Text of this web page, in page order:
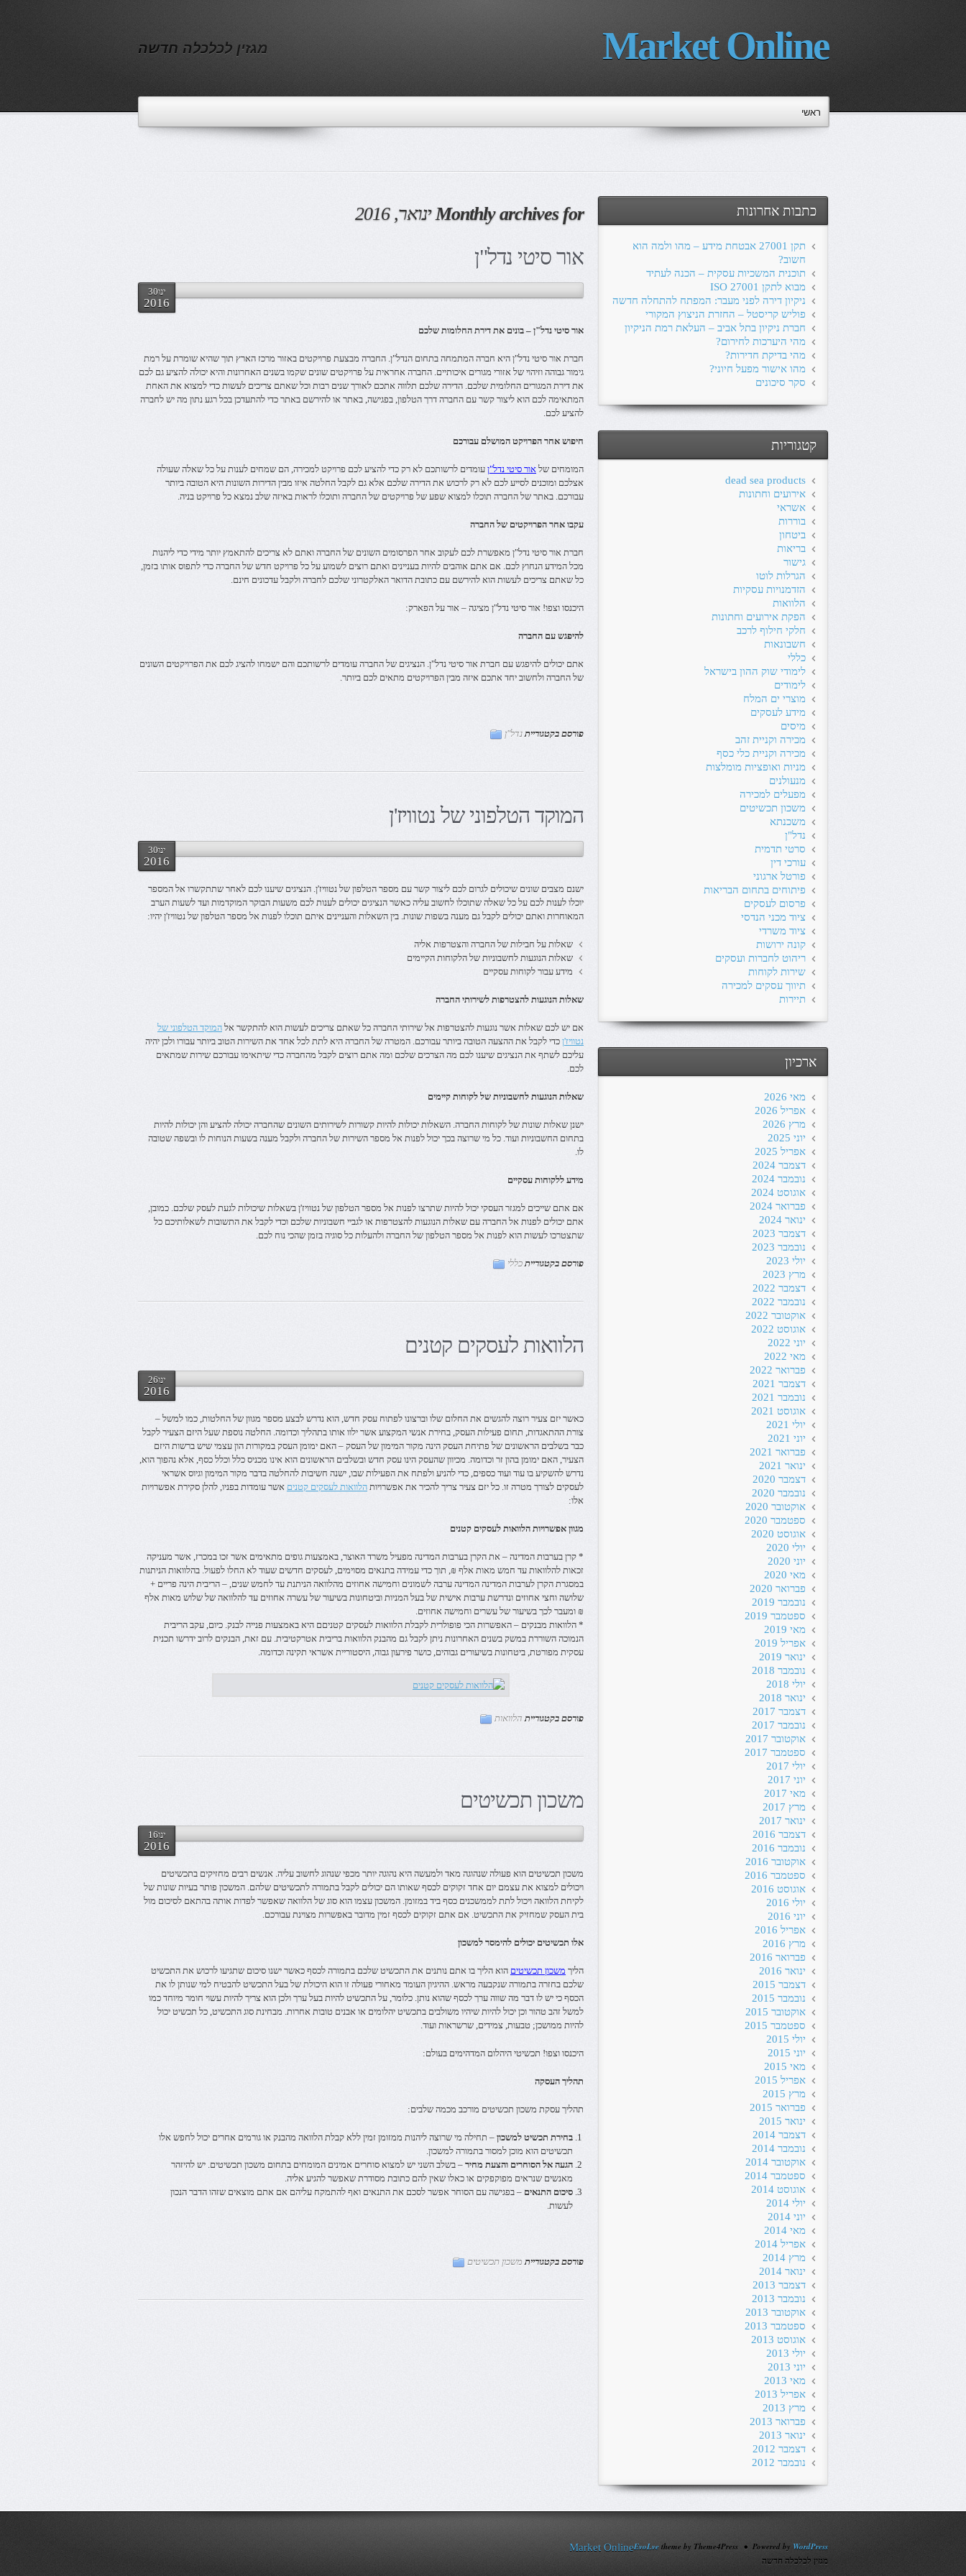
Market Online מגזין לכלכלה חדשה
ראשי
Monthly archives for ינואר, 2016
אור סיטי נדל"ן
ינו30
2016
אור סיטי נדל"ן – בונים את דירת החלומות שלכם
חברת אור סיטי נדל"ן היא חברה המתמחה בתחום הנדל"ן. החברה מבצעת פרויקטים באזור מרכז הארץ תוך שהיא שומרת על רמת
גימור גבוהה וזיהוי של אזורי מגורים איכותיים. החברה אחראית על פרויקטים שונים שקמו בשנים האחרונות והיא יכולה להציע גם לכם
את דירת המגורים החלומית שלכם. הדירה שלכם תלווה אתכם לאורך שנים רבות וכל שאתם צריכים לעשות כדי למצוא את האחת
המתאימה לכם הוא ליצור קשר עם החברה דרך הטלפון, בפגישה, באתר או להירשם באתר כדי להתעדכן בכל רגע נתון מה יש לחברה
להציע לכם.
חיפוש אחר הפרויקט המושלם עבורכם
המומחים של אור סיטי נדל"ן עומדים לרשותכם לא רק כדי להציע לכם פרויקט למכירה, הם שמחים לענות על כל שאלה שעולה
אצלכם ומוכנים לסייע לכם לא רק לרכוש את הדירה שלכם אלא גם לקבל החלטה איזו מבין הדירות השונות היא הטובה ביותר
עבורכם. באתר של החברה תוכלו למצוא שפע של פרויקטים של החברה ותוכלו לראות באיזה שלב נמצא כל פרויקט בניה.
עקבו אחר הפרויקטים של החברה
חברת אור סיטי נדל"ן מאפשרת לכם לעקוב אחר הפרסומים השונים של החברה ואתם לא צריכים להתאמץ יותר מידי כדי ליהנות
מכל המידע הנחוץ לכם. אם אתם אוהבים להיות בעניינים ואתם רוצים לשמוע על כל פרויקט חדש של החברה כדי לתפוס אותו בזמן,
כל שאתם צריכים לעשות הוא להירשם עם כתובת הדואר האלקטרוני שלכם לחברה ולקבל עדכונים חינם.
היכנסו וצפו! אור סיטי נדל"ן מציגה – אור על הפארק:
להיפגש עם החברה
אתם יכולים להיפגש עם חברת אור סיטי נדל"ן. הנציגים של החברה עומדים לרשותכם והם ישמחו להציג לכם את הפרויקטים השונים
של החברה ולחשוב יחד אתכם איזה מבין הפרויקטים מתאים לכם ביותר.
פורסם בקטגוריית נדל"ן
המוקד הטלפוני של נטוויז'ן
ינו30
2016
ישנם מצבים שונים שיכולים לגרום לכם ליצור קשר עם מספר הטלפון של נטוויז'ן. הנציגים שיענו לכם לאחר שתתקשרו אל המספר
יוכלו לענות לכם על כל שאלה שתוכלו לחשוב עליה כאשר הנציגים יכולים לענות לכם משעות הבוקר המוקדמות ועד לשעות הערב
המאוחרות ואתם יכולים לקבל גם מענה בשפות שונות. בין השאלות והעניינים איתם תוכלו לפנות אל מספר הטלפון של נטוויז'ן יהיו:
שאלות על חבילות של החברה והצטרפות אליה
שאלות הנוגעות לחשבוניות של הלקוחות הקיימים
מידע עבור לקוחות עסקיים
שאלות הנוגעות להצטרפות לשירותי החברה
אם יש לכם שאלות אשר נוגעות להצטרפות אל שירותי החברה כל שאתם צריכים לעשות הוא להתקשר אל המוקד הטלפוני של
נטוויז'ן כדי לקבל את ההצעה הטובה ביותר עבורכם. המטרה של החברה היא לתת לכל אחד את השירות הטוב ביותר עבורו ולכן יהיה
עליכם לשתף את הנציגים שיענו לכם מה הצרכים שלכם ומה אתם רוצים לקבל מהחברה כדי שיתאימו עבורכם שירות שמתאים
לכם.
שאלות הנוגעות לחשבוניות של לקוחות קיימים
ישנן שאלות שונות של לקוחות החברה. השאלות יכולות להיות קשורות לשירותים השונים שהחברה יכולה להציע והן יכולות להיות
בתחום החשבוניות ועוד. כל מי שרוצה בכך יכול לפנות אל מספר השירות של החברה ולקבל מענה בשעות הנוחות לו ובשפה שטובה
לו.
מידע ללקוחות עסקיים
אם אתם שייכים למגזר העסקי יכול להיות שתרצו לפנות אל מספר הטלפון של נטוויז'ן בשאלות שיכולות לגעת לעסק שלכם. כמובן,
אתם יכולים לפנות אל החברה עם שאלות הנוגעות להצטרפות או לגביי חשבוניות שלכם וכדי לקבל את התשובות לשאלותיכם כל
שתצטרכו לעשות הוא לפנות אל מספר הטלפון של החברה ולהעלות כל סוגיה בזמן שהכי נוח לכם.
פורסם בקטגוריית כללי
הלוואות לעסקים קטנים
ינו26
2016
כאשר יזם צעיר רוצה להגשים את החלום שלו וברצונו לפתוח עסק חדש, הוא נדרש לבצע מספר מגוון של החלטות, כמו למשל –
צורת ההתאגדות, תחום פעילות העסק, בחירת אנשי המקצוע אשר ילוו אותו בתהליך וכדומה. החלטה נוספת שעל היזם הצעיר לקבל
כבר בשלבים הראשונים של פתיחת העסק הינה מקור המימון של העסק – האם ימומן העסק במקורות הון עצמי שיש ברשות היזם
הצעיר, האם ימומן בהון זר וכדומה. מכיוון שהעסק הינו עסק חדש ובשלבים הראשונים הוא אינו מכניס כלל וכלל כסף, אלא נהפוך הוא,
נדרש להשקיע בו עוד ועוד כספים, כדי להניע ולפתח את הפעילות שבו, ישנה חשיבות להחלטה בדבר מקור המימון וגיוס אשראי
לעסקים לצורך מטרה זו. כל יזם צעיר צריך להכיר את אפשרויות הלוואות לעסקים קטנים אשר עומדות בפניו, להלן סקירת אפשרויות
אלו:
מגוון אפשרויות הלוואות לעסקים קטנים
* קרן בערבות המדינה – את הקרן בערבות המדינה מפעיל משרד האוצר, באמצעות גופים מתאימים אשר זכו במכרז, אשר מעניקה
זכאות להלוואות עד חמש מאות אלף ₪, תוך כדי עמידה בתנאים מסוימים, לעסקים חדשים שעוד לא החלו לפעול. בהלוואות הניתנות
במסגרת הקרן לערבות המדינה המדינה ערבה לשמונים וחמישה אחוזים מהלוואה הניתנת עד לחמש שנים, – הריבית הינה פריים +
שלושה וחצי אחוזים ונדרשת ערבות אישית של בעל המניות וביטחונות בשיעור של עשרה אחוזים עד להלוואה של שלוש מאות אלף
₪ ומעבר לכך בשיעור של עשרים וחמישה אחוזים.
* הלוואות מבנקים – האפשרות הכי פופולרית לקבלת הלוואות לעסקים קטניםם היא באמצעות פנייה לבנק. כיום, עקב הריבית
הנמוכה השוררת במשק בשנים האחרונות ניתן לקבל גם מהבנק הלוואות בריבית אטרקטיבית. עם זאת, הבנקים לרוב ידרשו תכנית
עסקית מפורטת, ביטחונות בשיעורים גבוהים, כושר פירעון גבוה, היסטוריית אשראי תקינה וכדומה.
פורסם בקטגוריית הלוואות
משכון תכשיטים
ינו16
2016
משכון תכשיטים הוא פעולה שנהוגה מאד ולמעשה היא נהוגה יותר מכפי שנהוג לחשוב עליה. אנשים רבים מחזיקים בתכשיטים
ויכולים למצוא את עצמם יום אחד זקוקים לכסף שאותו הם יכולים לקבל בתמורה לתכשיטים שלהם. המשכון פותר בעיות שונות של
לקיחת הלוואה ויכול לתת לממשכנים כסף ביד במזומן. המשכון עצמו הוא סוג של הלוואה שאפשר לפדות אותה בהתאם לסיכום מול
בית העסק שמחזיק את התכשיט. אם אתם זקוקים לכסף זמין מדובר באפשרות מצוינת עבורכם.
אלו תכשיטים יכולים להימסר למשכון
הליך משכון תכשיטים הוא הליך בו אתם נותנים את התכשיט שלכם בתמורה לכסף כאשר ישנו סיכום שתגיעו לרכוש את התכשיט
שלכם בחזרה בתמורה שנקבעה מראש. ההיגיון העומד מאחורי פעולה זו הוא היכולת של בעל התכשיט להבטיח למי שנותן לו את
הכסף כי יש לו דבר מה שווה ערך לכסף שהוא נותן. כלומר, על התכשיט להיות בעל ערך ולכן הוא צריך להיות עשוי חומר מיוחד כמו
למשל זהב טהור וכן יכול להיות שיהיו משולבים בתכשיט יהלומים או אבנים טובות אחרות. מבחינת סוג התכשיט, כל תכשיט יכול
להיות ממושכן; טבעות, צמידים, שרשראות ועוד.
היכנסו וצפו! תכשיטי היהלום המדהימים בעולם:
תהליך העסקה
תהליך עסקת משכון תכשיטים מורכב מכמה שלבים:
בחירת תכשיט למשכון – תחילה מי שרוצה ליהנות ממזומן זמין ללא קבלת הלוואה מהבנק או גורמים אחרים יכול לחפש אלו
תכשיטים הוא מוכן למסור בתמורה למשכון.
הגעה אל הסוחרים והצעת מחיר – בשלב השני יש למצוא סוחרים אמינים המומחים בתחום משכון תכשיטים. יש להיזהר
מאנשים שנראים מפוקפקים או כאלו שאין להם כתובת מסודרת שאפשר להגיע אליה.
סיכום התנאים – בפגישה עם הסוחר אפשר לסכם את התנאים ואף להתמקח עליהם אם אתם מוצאים שזהו הדבר הנכון
לעשות.
פורסם בקטגוריית משכון תכשיטים
כתבות אחרונות
תקן 27001 אבטחת מידע – מהו ולמה הוא
חשוב?
תוכנית המשכיות עסקית – הכנה לעתיד
מבוא לתקן ISO 27001
ניקיון דירה לפני מעבר: המפתח להתחלה חדשה
פוליש קריסטל – החזרת הניצוץ המקורי
חברת ניקיון בתל אביב – העלאת רמת הניקיון
מהי היערכות לחירום?
מהי בדיקת חדירות?
מהו אישור מפעל חיוני?
סקר סיכונים
קטגוריות
dead sea products
אירועים וחתונות
אשראי
בוררות
ביטחון
בריאות
גישור
הגרלות לוטו
הזדמנויות עסקיות
הלוואות
הפקת אירועים וחתונות
חלקי חילוף לרכב
חשבונאות
כללי
לימודי שוק ההון בישראל
לימודים
מוצרי ים המלח
מידע לעסקים
מיסים
מכירה וקניית זהב
מכירה וקניית כלי כסף
מניות ואופציות מומלצות
מנעולנים
מפעלים למכירה
משכון תכשיטים
משכנתא
נדל"ן
סרטי תדמית
עורכי דין
פורטל ארגוני
פיתוחים בתחום הבריאות
פרסום לעסקים
ציוד מכני הנדסי
ציוד משרדי
קונה ירושות
ריהוט לחברות ועסקים
שירות לקוחות
תיווך עסקים למכירה
תיירות
ארכיון
מאי 2026
אפריל 2026
מרץ 2026
יוני 2025
אפריל 2025
דצמבר 2024
נובמבר 2024
אוגוסט 2024
פברואר 2024
ינואר 2024
דצמבר 2023
נובמבר 2023
יולי 2023
מרץ 2023
דצמבר 2022
נובמבר 2022
אוקטובר 2022
אוגוסט 2022
יוני 2022
מאי 2022
פברואר 2022
דצמבר 2021
נובמבר 2021
אוגוסט 2021
יולי 2021
יוני 2021
פברואר 2021
ינואר 2021
דצמבר 2020
נובמבר 2020
אוקטובר 2020
ספטמבר 2020
אוגוסט 2020
יולי 2020
יוני 2020
מאי 2020
פברואר 2020
נובמבר 2019
ספטמבר 2019
מאי 2019
אפריל 2019
ינואר 2019
נובמבר 2018
יולי 2018
ינואר 2018
דצמבר 2017
נובמבר 2017
אוקטובר 2017
ספטמבר 2017
יולי 2017
יוני 2017
מאי 2017
מרץ 2017
ינואר 2017
דצמבר 2016
נובמבר 2016
אוקטובר 2016
ספטמבר 2016
אוגוסט 2016
יולי 2016
יוני 2016
אפריל 2016
מרץ 2016
פברואר 2016
ינואר 2016
דצמבר 2015
נובמבר 2015
אוקטובר 2015
ספטמבר 2015
יולי 2015
יוני 2015
מאי 2015
אפריל 2015
מרץ 2015
פברואר 2015
ינואר 2015
דצמבר 2014
נובמבר 2014
אוקטובר 2014
ספטמבר 2014
אוגוסט 2014
יולי 2014
יוני 2014
מאי 2014
אפריל 2014
מרץ 2014
ינואר 2014
דצמבר 2013
נובמבר 2013
אוקטובר 2013
ספטמבר 2013
אוגוסט 2013
יולי 2013
יוני 2013
מאי 2013
אפריל 2013
מרץ 2013
פברואר 2013
ינואר 2013
דצמבר 2012
נובמבר 2012
EvoLvetheme by Theme4Press • Powered by WordPress
Market Online
מגזין לכלכלה חדשה